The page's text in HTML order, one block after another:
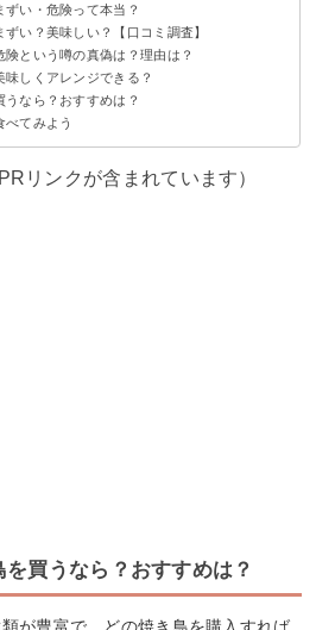
い・危険って本当？
は値段が安いがまずいとの意見もある
い？美味しい？【口コミ調査】
ずいと感じる人の意見
味しいと感じる人の意見
という噂の真偽は？理由は？
国産なのが噂の原因
国産商品もある
しくアレンジできる？
なら？おすすめは？
円）
円）てみよう
リンクが含まれています）
買うなら？おすすめは？